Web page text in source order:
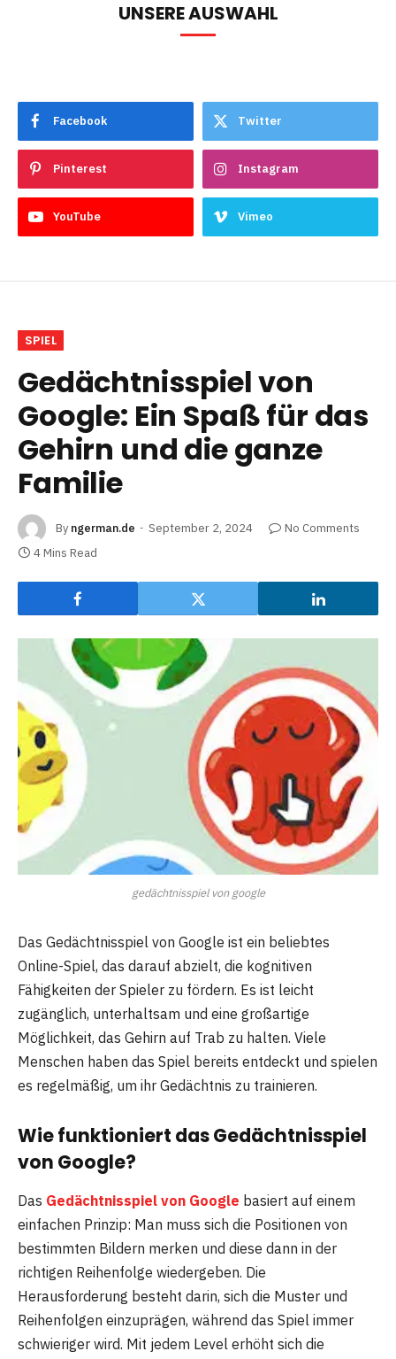
UNSERE AUSWAHL
Facebook Twitter
Pinterest Instagram
YouTube Vimeo
SPIEL
Gedächtnisspiel von
Google: Ein Spaß für das
Gehirn und die ganze
Familie
By ngerman.de September 2, 2024
No Comments
4 Mins Read
gedächtnisspiel von google
Das Gedächtnisspiel von Google ist ein beliebtes
Online-Spiel, das darauf abzielt, die kognitiven
Fähigkeiten der Spieler zu fördern. Es ist leicht
zugänglich, unterhaltsam und eine großartige
Möglichkeit, das Gehirn auf Trab zu halten. Viele
Menschen haben das Spiel bereits entdeckt und spielen
es regelmäßig, um ihr Gedächtnis zu trainieren.
Wie funktioniert das Gedächtnisspiel
von Google?
Das Gedächtnisspiel von Google basiert auf einem
einfachen Prinzip: Man muss sich die Positionen von
bestimmten Bildern merken und diese dann in der
richtigen Reihenfolge wiedergeben. Die
Herausforderung besteht darin, sich die Muster und
Reihenfolgen einzuprägen, während das Spiel immer
schwieriger wird. Mit jedem Level erhöht sich die